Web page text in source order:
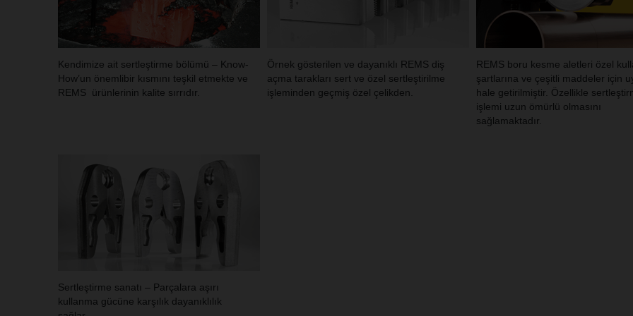
Kendimize ait sertleştirme bölümü – Know-
How’un önemlibir kısmını teşkil etmekte ve
REMS ürünlerinin kalite sırrıdır.
Örnek gösterilen ve dayanıklı REMS diş
açma tarakları sert ve özel sertleştirilme
işleminden geçmiş özel çelikden.
REMS boru kesme aletleri özel
şartlarına ve çeşitli maddeler için
hale getirilmiştir. Özellikle
işlemi uzun ömürlü olmasını
sağlamaktadır.
Sertleştirme sanatı – Parçalara aşırı
kullanma gücüne karşılık dayanıklılık